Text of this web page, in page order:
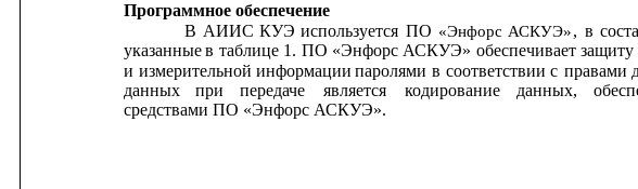
Программное обеспечение
В АИИС КУЭ используется ПО «Энфорс АСКУЭ», в
указанные в таблице 1. ПО «Энфорс АСКУЭ» обеспечивает
и измерительной информации паролями в соответствии с правами
данных
при передаче является кодирование данных,
средствами ПО «Энфорс АСКУЭ».